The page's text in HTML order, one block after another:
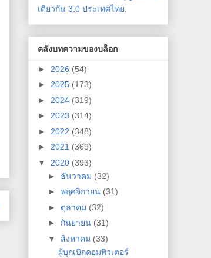
เดียวกัน 3.0 ประเทศไทย
คลังบทความของบล็อก
► 2026 (54)
► 2025 (173)
► 2024 (319)
► 2023 (314)
► 2022 (348)
► 2021 (369)
▼ 2020 (393)
► ธันวาคม (32)
► พฤศจิกายน (31)
► ตุลาคม (32)
► กันยายน (31)
▼ สิงหาคม (33)
ผู้บุกเบิกคอมพิวเตอร์